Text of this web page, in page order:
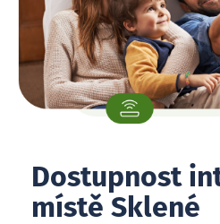
Dostupnost
místě Sklené